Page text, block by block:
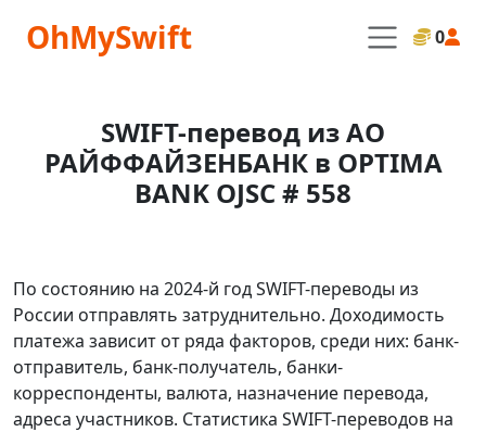
OhMySwift 0
SWIFT-перевод из АО
РАЙФФАЙЗЕНБАНК в OPTIMA
BANK OJSC # 558
По состоянию на 2024-й год SWIFT-переводы из
России отправлять затруднительно. Доходимость
платежа зависит от ряда факторов, среди них: банк-
отправитель, банк-получатель, банки-
корреспонденты, валюта, назначение перевода,
адреса участников. Статистика SWIFT-переводов на